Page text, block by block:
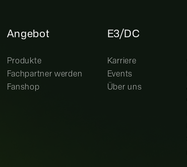
Angebot
Produkte
Fachpartner werden
Fanshop
E3/DC
Karriere
Events
Über uns